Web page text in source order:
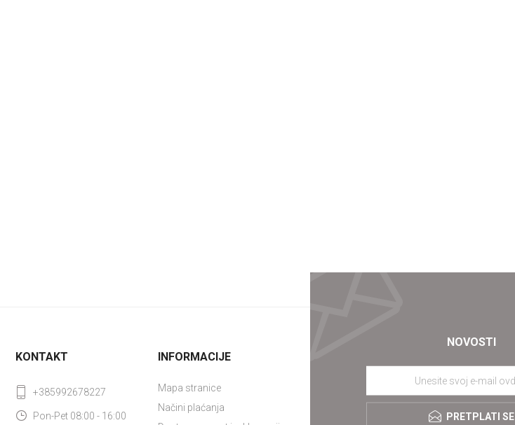
NOVOSTI
PRETPLATI SE
KONTAKT
+385992678227
Pon-Pet 08:00 - 16:00
INFORMACIJE
Mapa stranice
Načini plaćanja